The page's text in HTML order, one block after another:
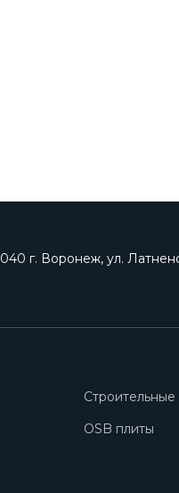
г. Воронеж, ул.
Строительные
OSB плиты